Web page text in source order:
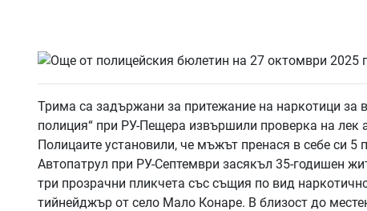
Трима са задържани за притежание на наркотици за
полиция“ при РУ-Пещера извършили проверка на
Полицаите установили, че мъжът пренася в себе си 5
Автопатрул при РУ-Септември засякъл 35-годишен
три прозрачни пликчета със същия по вид
тийнейджър от село Мало Конаре. В близост до